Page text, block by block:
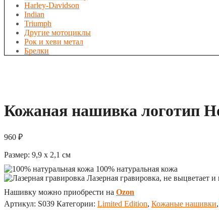
Harley-Davidson
Indian
Triumph
Другие мотоциклы
Рок и хеви метал
Брелки
Кожаная нашивка логотип
960 ₽
Размер: 9,9 x 2,1 см
100% натуральная кожа
Лазерная гравировка, не выцветает и
Нашивку можно приобрести на Ozon
Артикул: S039 Категории: Limited Edition, Кожаные нашивки,